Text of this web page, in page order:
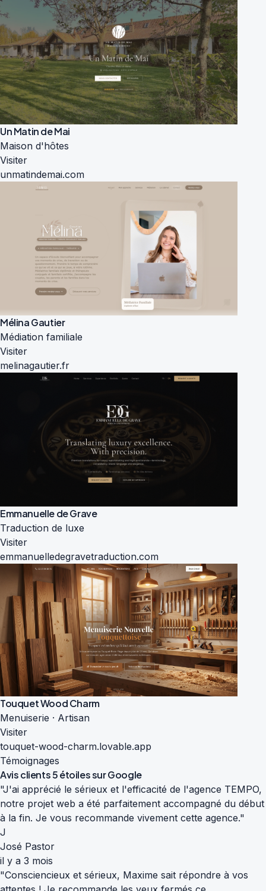
Un Matin de Mai
Maison d'hôtes
Visiter
unmatindemai.com
Mélina Gautier
Médiation familiale
Visiter
melinagautier.fr
Emmanuelle de Grave
Traduction de luxe
Visiter
emmanuelledegravetraduction.com
Touquet Wood Charm
Menuiserie · Artisan
Visiter
touquet-wood-charm.lovable.app
Témoignages
Avis clients5 étoiles sur Google
"J'ai apprécié le sérieux et l'efficacité de l'agence TEMPO,
notre projet web a été parfaitement accompagné du début
à la fin. Je vous recommande vivement cette agence."
J
José Pastor
il y a 3 mois
"Consciencieux et sérieux, Maxime sait répondre à vos